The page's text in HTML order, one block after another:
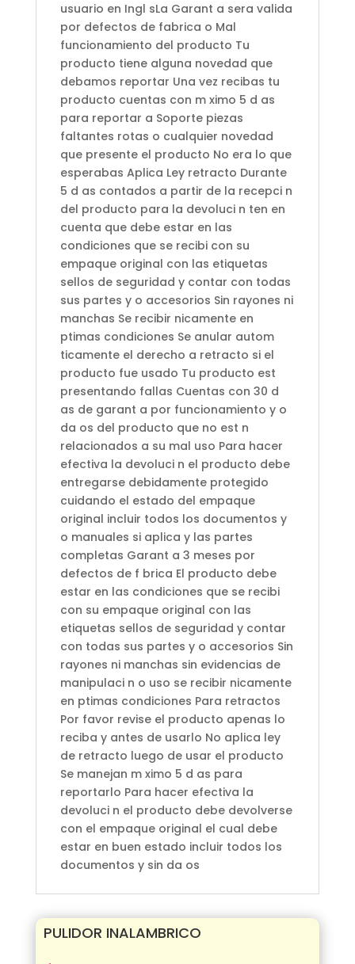
usuario en Ingl sLa Garant a sera valida
por defectos de fabrica o Mal
funcionamiento del producto Tu
producto tiene alguna novedad que
debamos reportar Una vez recibas tu
producto cuentas con m ximo 5 d as
para reportar a Soporte piezas
faltantes rotas o cualquier novedad
que presente el producto No era lo que
esperabas Aplica Ley retracto Durante
5 d as contados a partir de la recepci n
del producto para la devoluci n ten en
cuenta que debe estar en las
condiciones que se recibi con su
empaque original con las etiquetas
sellos de seguridad y contar con todas
sus partes y o accesorios Sin rayones ni
manchas Se recibir nicamente en
ptimas condiciones Se anular autom
ticamente el derecho a retracto si el
producto fue usado Tu producto est
presentando fallas Cuentas con 30 d
as de garant a por funcionamiento y o
da os del producto que no est n
relacionados a su mal uso Para hacer
efectiva la devoluci n el producto debe
entregarse debidamente protegido
cuidando el estado del empaque
original incluir todos los documentos y
o manuales si aplica y las partes
completas Garant a 3 meses por
defectos de f brica El producto debe
estar en las condiciones que se recibi
con su empaque original con las
etiquetas sellos de seguridad y contar
con todas sus partes y o accesorios Sin
rayones ni manchas sin evidencias de
manipulaci n o uso se recibir nicamente
en ptimas condiciones Para retractos
Por favor revise el producto apenas lo
reciba y antes de usarlo No aplica ley
de retracto luego de usar el producto
Se manejan m ximo 5 d as para
reportarlo Para hacer efectiva la
devoluci n el producto debe devolverse
con el empaque original el cual debe
estar en buen estado incluir todos los
documentos y sin da os
PULIDOR INALAMBRICO